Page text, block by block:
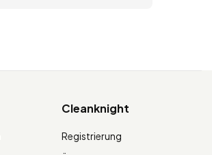
Cleanknight
Registrierung